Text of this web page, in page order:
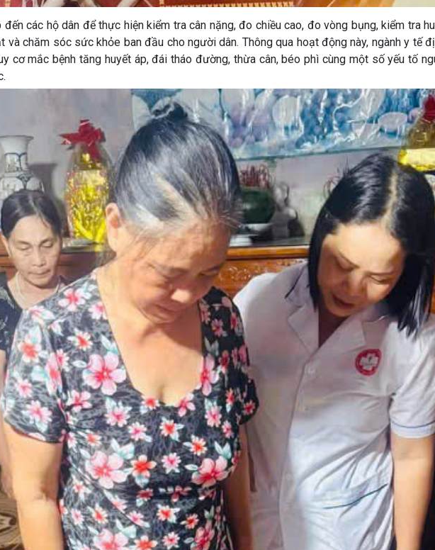
các hộ dân để thực hiện kiểm tra cân nặng, đo chiều cao, đo vòng bụng, kiểm tra
và chăm sóc sức khỏe ban đầu cho người dân. Thông qua hoạt động này, ngành y tế
cơ mắc bệnh tăng huyết áp, đái tháo đường, thừa cân, béo phì cùng một số yếu tố